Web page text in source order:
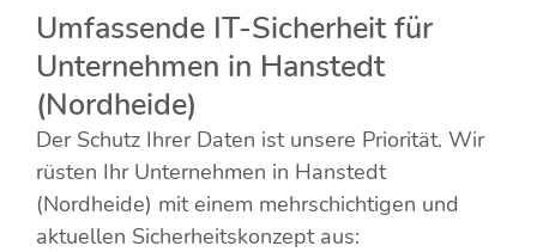
Umfassende IT-Sicherheit für
Unternehmen in Hanstedt
(Nordheide)
Der Schutz Ihrer Daten ist unsere Priorität. Wir
rüsten Ihr Unternehmen in Hanstedt
(Nordheide) mit einem mehrschichtigen und
aktuellen Sicherheitskonzept aus: